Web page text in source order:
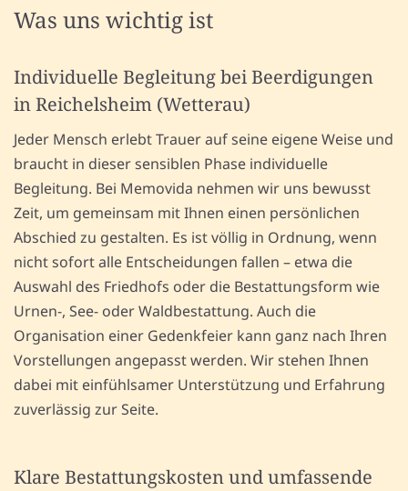
Was uns wichtig ist
Individuelle Begleitung bei Beerdigungen
in Reichelsheim (Wetterau)
Jeder Mensch erlebt Trauer auf seine eigene Weise und
braucht in dieser sensiblen Phase individuelle
Begleitung. Bei Memovida nehmen wir uns bewusst
Zeit, um gemeinsam mit Ihnen einen persönlichen
Abschied zu gestalten. Es ist völlig in Ordnung, wenn
nicht sofort alle Entscheidungen fallen – etwa die
Auswahl des Friedhofs oder die Bestattungsform wie
Urnen-, See- oder Waldbestattung. Auch die
Organisation einer Gedenkfeier kann ganz nach Ihren
Vorstellungen angepasst werden. Wir stehen Ihnen
dabei mit einfühlsamer Unterstützung und Erfahrung
zuverlässig zur Seite.
Klare Bestattungskosten und umfassende